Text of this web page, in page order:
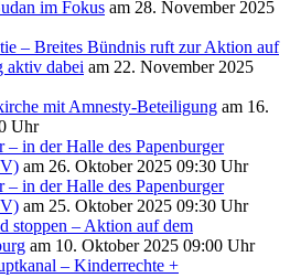
im Fokus am 28. November 2025
– Breites Bündnis ruft zur Aktion auf
aktiv dabei am 22. November 2025
mit Amnesty-Beteiligung am 16.
Uhr
– in der Halle des Papenburger
am 26. Oktober 2025 09:30 Uhr
– in der Halle des Papenburger
am 25. Oktober 2025 09:30 Uhr
stoppen – Aktion auf dem
am 10. Oktober 2025 09:00 Uhr
– Kinderrechte +